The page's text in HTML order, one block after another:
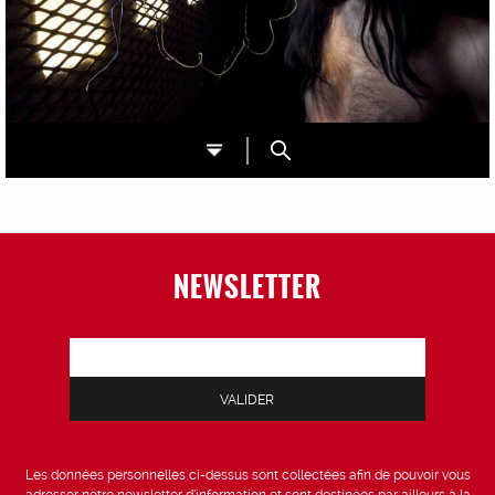
NEWSLETTER
Les données personnelles ci-dessus sont collectées afin de pouvoir vous